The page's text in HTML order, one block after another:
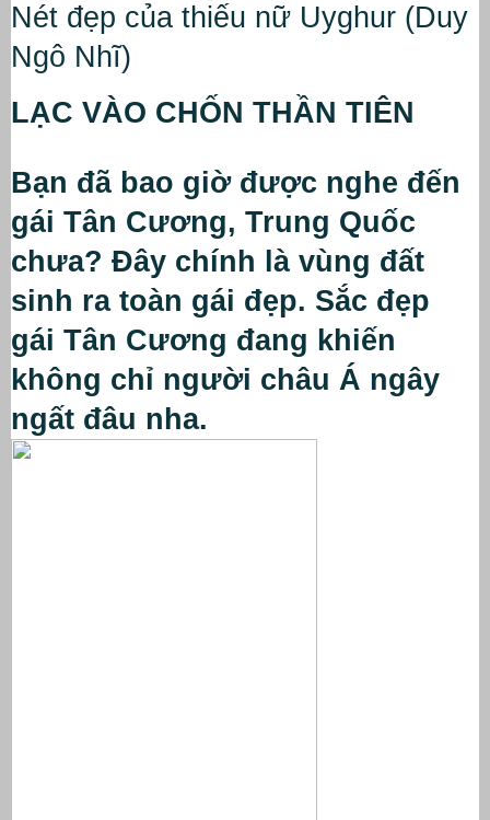
Nét đẹp của thiếu nữ Uyghur (Duy
Ngô Nhĩ)
LẠC VÀO CHỐN THẦN TIÊN
Bạn đã bao giờ được nghe đến
gái Tân Cương, Trung Quốc
chưa? Đây chính là vùng đất
sinh ra toàn gái đẹp. Sắc đẹp
gái Tân Cương đang khiến
không chỉ người châu Á ngây
ngất đâu nha.